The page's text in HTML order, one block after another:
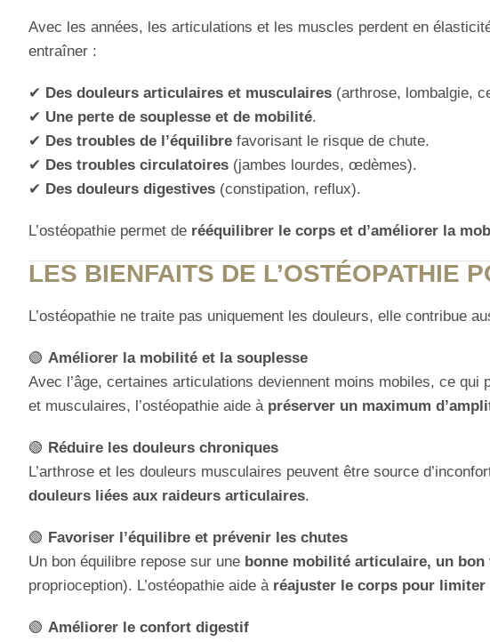
Avec les années, les articulations et les muscles perdent en
entraîner :
✔ Des douleurs articulaires et musculaires (arthrose, lombalgie,
✔ Une perte de souplesse et de mobilité.
✔ Des troubles de l’équilibre favorisant le risque de chute.
✔ Des troubles circulatoires (jambes lourdes, œdèmes).
✔ Des douleurs digestives (constipation, reflux).
L’ostéopathie permet de rééquilibrer le corps et d’améliorer la
LES BIENFAITS DE L’OSTÉOPATHIE
L’ostéopathie ne traite pas uniquement les douleurs, elle contribue
🟢 Améliorer la mobilité et la souplesse
Avec l’âge, certaines articulations deviennent moins mobiles, ce
et musculaires, l’ostéopathie aide à préserver un maximum
🟢 Réduire les douleurs chroniques
L’arthrose et les douleurs musculaires peuvent être source
douleurs liées aux raideurs articulaires.
🟢 Favoriser l’équilibre et prévenir les chutes
Un bon équilibre repose sur une bonne mobilité articulaire, un
proprioception). L’ostéopathie aide à réajuster le corps pour limiter
🟢 Améliorer le confort digestif